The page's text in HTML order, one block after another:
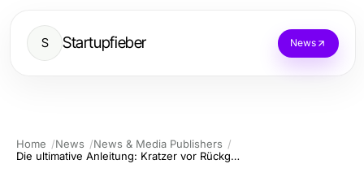
S Startupfieber News
Home News
News & Media Publishers
Die ultimative Anleitung: Kratzer vor Rückgabe entfernen München